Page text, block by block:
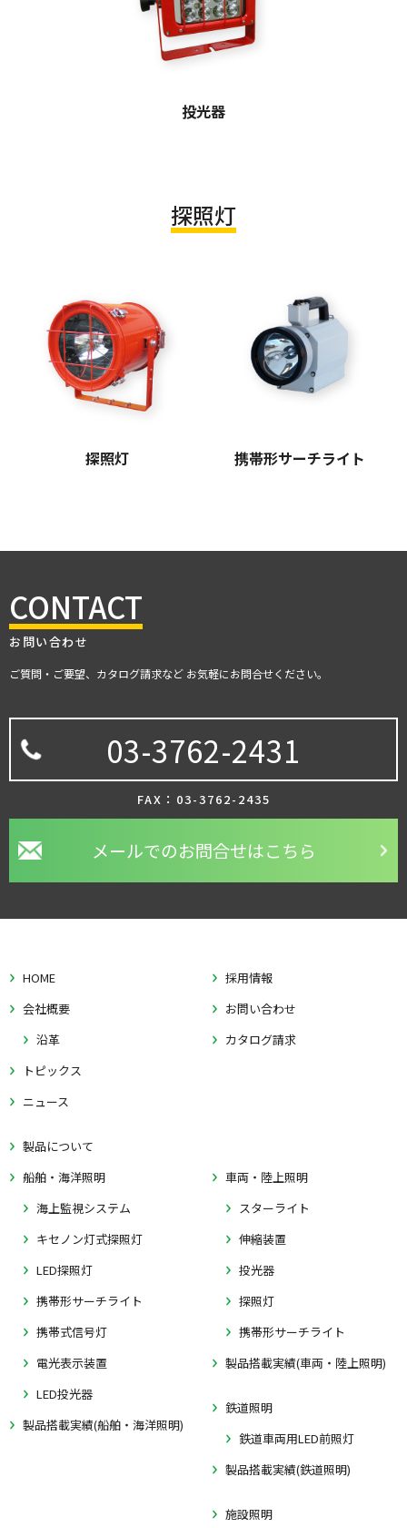
投光器
探照灯
探照灯 携帯形サーチライト
CONTACT
お問い合わせ
ご質問・ご要望、カタログ請求など お気軽にお問合せください。
03-3762-2431
FAX：03-3762-2435
メールでのお問合せはこちら
HOME
会社概要
沿革
トピックス
ニュース
採用情報
お問い合わせ
カタログ請求
製品について
船舶・海洋照明
海上監視システム
キセノン灯式探照灯
LED探照灯
携帯形サーチライト
携帯式信号灯
電光表示装置
LED投光器
製品搭載実績(船舶・海洋照明)
車両・陸上照明
スターライト
伸縮装置
投光器
探照灯
携帯形サーチライト
製品搭載実績(車両・陸上照明)
鉄道照明
鉄道車両用LED前照灯
製品搭載実績(鉄道照明)
施設照明